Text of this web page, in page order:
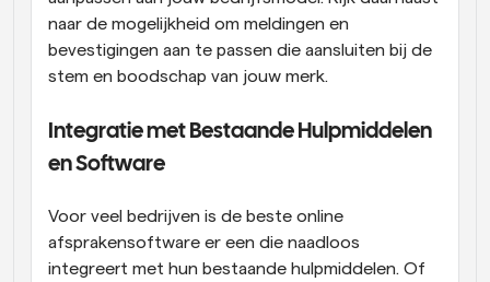
naar de mogelijkheid om meldingen en
bevestigingen aan te passen die aansluiten bij de
stem en boodschap van jouw merk.
Integratie met Bestaande Hulpmiddelen
en Software
Voor veel bedrijven is de beste online
afsprakensoftware er een die naadloos
integreert met hun bestaande hulpmiddelen. Of